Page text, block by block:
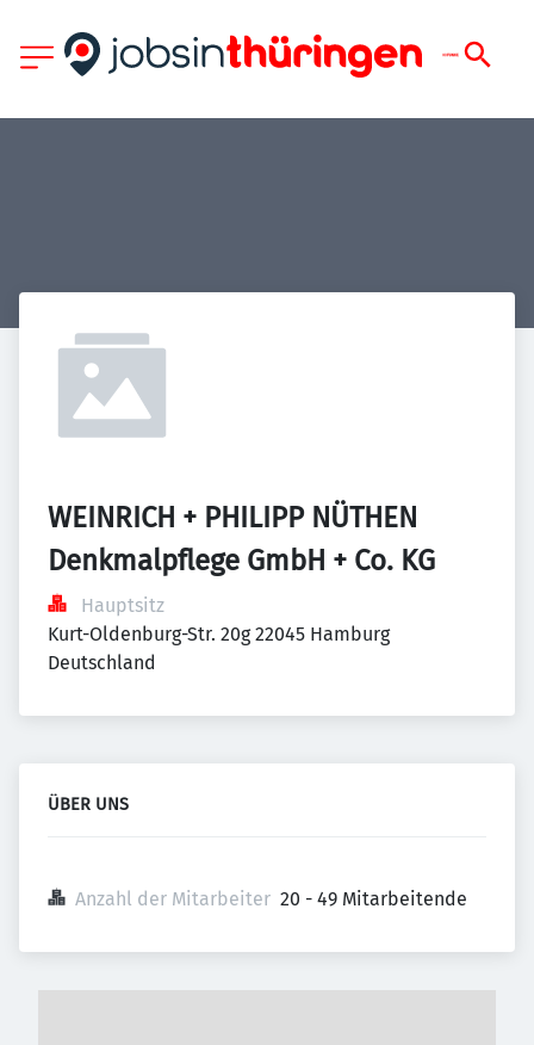
WEINRICH + PHILIPP NÜTHEN
Denkmalpflege GmbH + Co. KG
Hauptsitz
Kurt-Oldenburg-Str. 20g 22045 Hamburg
Deutschland
ÜBER UNS
Anzahl der Mitarbeiter 20 - 49 Mitarbeitende